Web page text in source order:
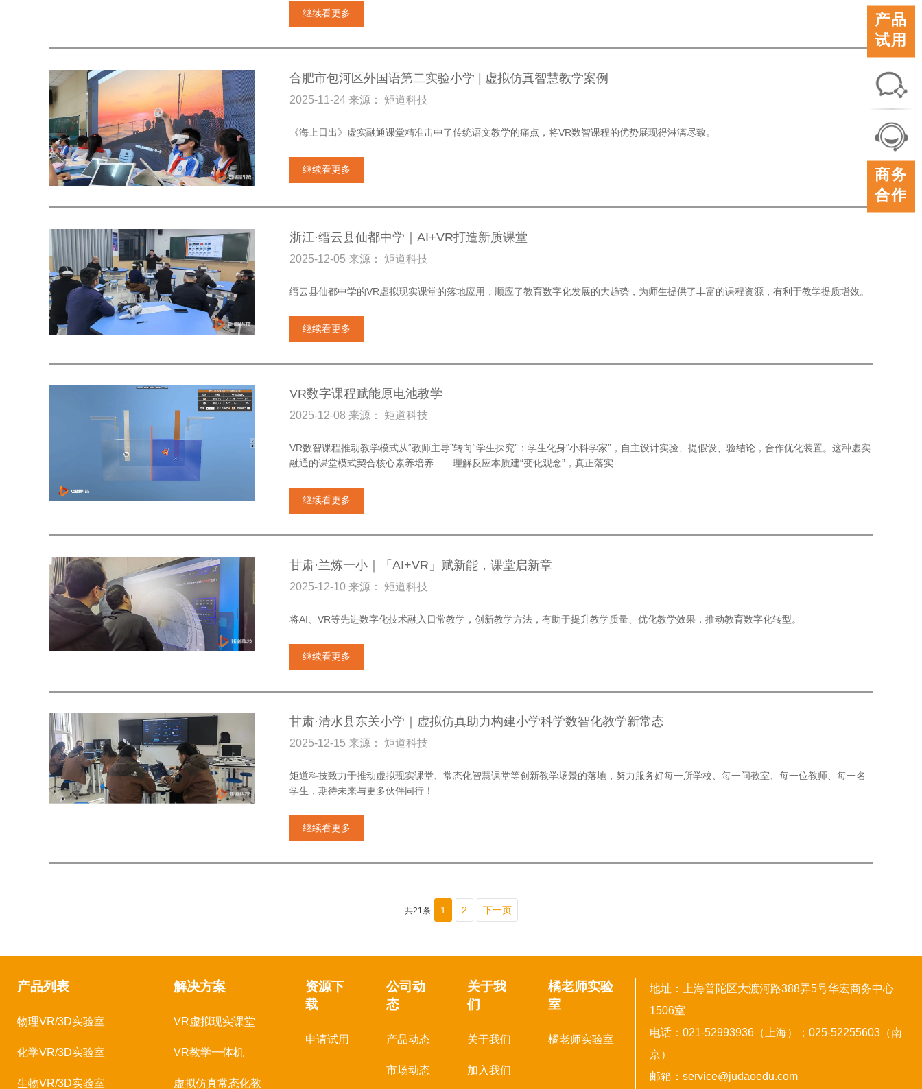
继续看更多
合肥市包河区外国语第二实验小学 | 虚拟仿真智慧教学案例
2025-11-24 来源： 矩道科技
《海上日出》虚实融通课堂精准击中了传统语文教学的痛点，将VR数智课程的优势展现得淋漓尽致。
继续看更多
浙江·缙云县仙都中学｜AI+VR打造新质课堂
2025-12-05 来源： 矩道科技
缙云县仙都中学的VR虚拟现实课堂的落地应用，顺应了教育数字化发展的大趋势，为师生提供了丰富的课程资源，有利于教学提质增效。
继续看更多
VR数字课程赋能原电池教学
2025-12-08 来源： 矩道科技
VR数智课程推动教学模式从“教师主导”转向“学生探究”：学生化身“小科学家”，自主设计实验、提假设、验结论，合作优化装置。这种虚实
融通的课堂模式契合核心素养培养——理解反应本质建“变化观念”，真正落实...
继续看更多
甘肃·兰炼一小｜「AI+VR」赋新能，课堂启新章
2025-12-10 来源： 矩道科技
将AI、VR等先进数字化技术融入日常教学，创新教学方法，有助于提升教学质量、优化教学效果，推动教育数字化转型。
继续看更多
甘肃·清水县东关小学｜虚拟仿真助力构建小学科学数智化教学新常态
2025-12-15 来源： 矩道科技
矩道科技致力于推动虚拟现实课堂、常态化智慧课堂等创新教学场景的落地，努力服务好每一所学校、每一间教室、每一位教师、每一名
学生，期待未来与更多伙伴同行！
继续看更多
共21条 1 2 下一页
产品列表
物理VR/3D实验室
化学VR/3D实验室
生物VR/3D实验室
解决方案
VR虚拟现实课堂
VR教学一体机
虚拟仿真常态化教
资源下
载
申请试用
公司动
态
产品动态
市场动态
关于我
们
关于我们
加入我们
橘老师实验
室
橘老师实验室
地址：上海普陀区大渡河路388弄5号华宏商务中心
1506室
电话：021-52993936（上海）；025-52255603（南
京）
邮箱：service@judaoedu.com
产品
试用
联系
我们
在线
客服
商务
合作